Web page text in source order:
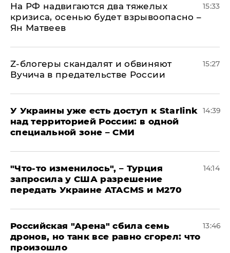
На РФ надвигаются два тяжелых
кризиса, осенью будет взрывоопасно –
Ян Матвеев
15:33
Z-блогеры скандалят и обвиняют
Вучича в предательстве России
15:27
У Украины уже есть доступ к Starlink
над территорией России: в одной
специальной зоне – СМИ
14:39
​"Что-то изменилось", – Турция
запросила у США разрешение
передать Украине ATACMS и M270
14:14
​Российская "Арена" сбила семь
дронов, но танк все равно сгорел: что
произошло
13:46